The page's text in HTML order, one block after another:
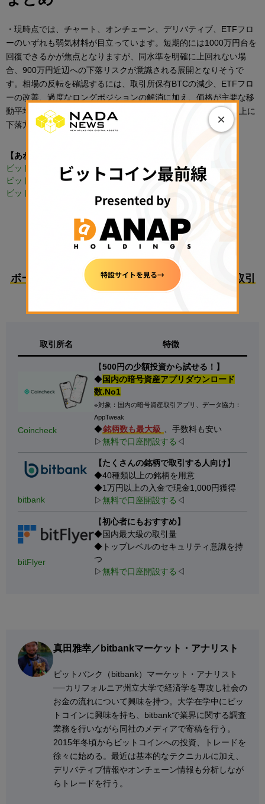
・現時点では、チャート、オンチェーン、デリバティブ、ETFフロ
ーのいずれも弱気材料が目立っています。短期的には1000万円台を
回復できるかが焦点となりますが、同水準を明確に上回れない場
合、900万円近辺への下落リスクが意識される展開となりそうで
す。相場の反転を確認するには、取引所保有BTCの減少、ETFフロ
ーの改善、過度なロングポジションの解消に加え、価格が主要な移
動平均線を回復する動きが必要になります。7月相場は、6月以上に
下落方向への動きに警戒が必要な状況となっています。
【あわせて読みたい】
ビットコインとは
ビットコイン 購入
ビットコイン取引所
PR
ボーナスで始めるのにおすすめな国内暗号資産取引
取引所名 特徴
Coincheck
【500円の少額投資から試せる！】
◆国内の暗号資産アプリダウンロード
数.No1
※対象：国内の暗号資産取引アプリ、データ協力：
AppTweak
◆銘柄数も最大級 、手数料も安い
▷無料で口座開設する ◁
bitbank
【たくさんの銘柄で取引する人向け】
◆40種類以上の銘柄を用意
◆1万円以上の入金で現金1,000円獲得
▷無料で口座開設する ◁
bitFlyer
【初心者にもおすすめ】
◆国内最大級の取引量
◆トップレベルのセキュリティ意識を持
つ
▷無料で口座開設する ◁
真田雅幸／bitbankマーケット・アナリスト
ビットバンク（bitbank）マーケット・アナリスト
──カリフォルニア州立大学で経済学を専攻し社会の
お金の流れについて興味を持つ。大学在学中にビッ
トコインに興味を持ち、bitbankで業界に関する調査
業務を行いながら同社のメディアで寄稿を行う。
2015年冬頃からビットコインへの投資、トレードを
徐々に始める。最近は基本的なテクニカルに加え、
デリバティブ情報やオンチェーン情報も分析しなが
らトレードを行う。
×